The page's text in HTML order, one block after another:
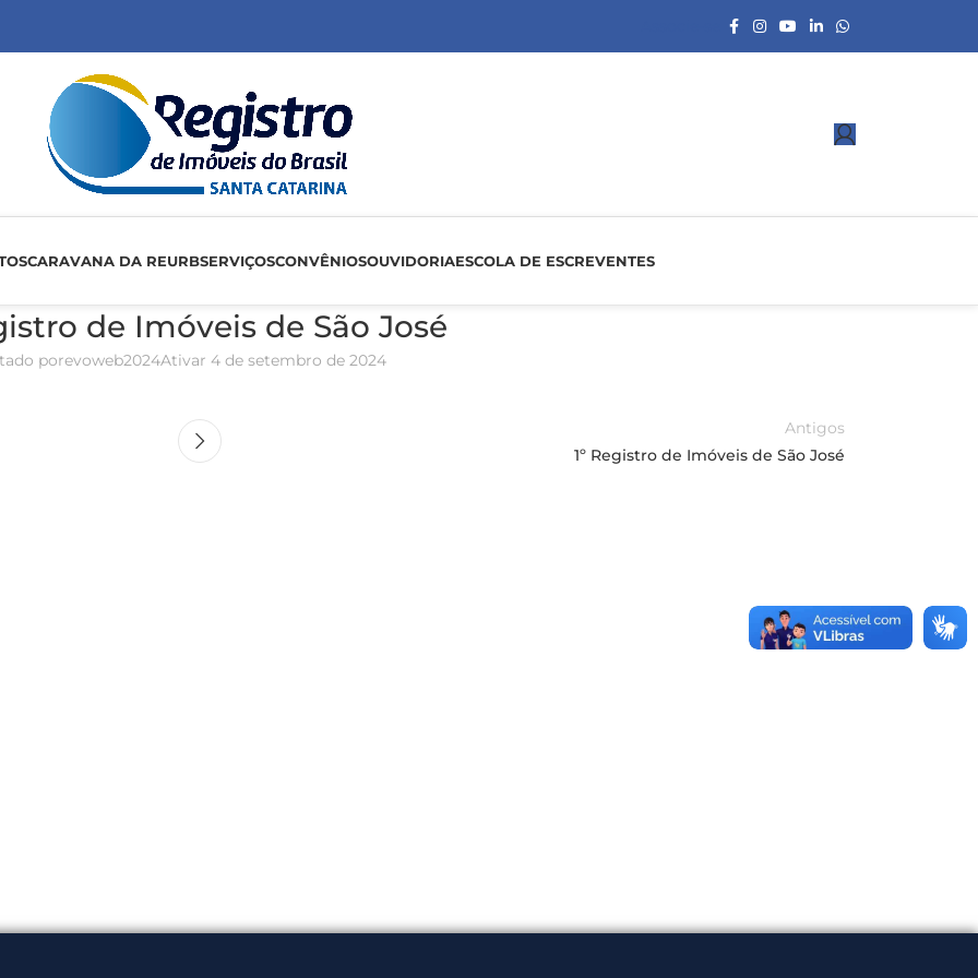
CARAVANA DA REURBSERVIÇOSCONVÊNIOSOUVIDORIAESCOLA DE ESCREVENTES
de Imóveis de São José
porevoweb2024Ativar 4 de setembro de 2024
Antigos
1º Registro de Imóveis de São José